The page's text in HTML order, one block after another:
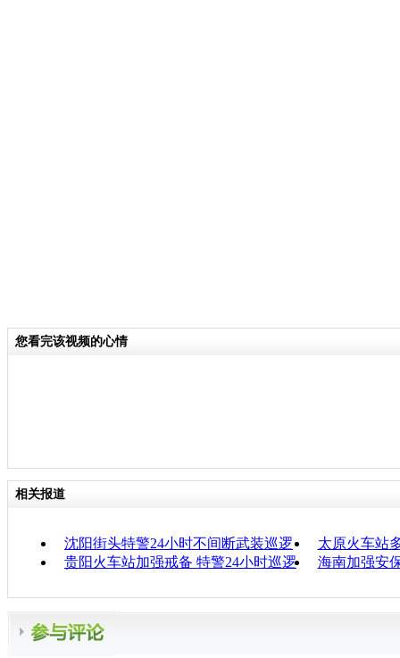
您看完该视频的心情
相关报道
沈阳街头特警24小时不间断武装巡逻
太原火车站
贵阳火车站加强戒备 特警24小时巡逻
海南加强安